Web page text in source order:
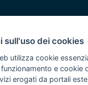
Civile Puglia
con risorse del POR
sull'uso dei cookies
utilizza cookie
e cookie
erogati da portali